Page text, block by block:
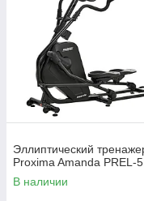
Эллиптический
Proxima Amanda PREL-
В наличии